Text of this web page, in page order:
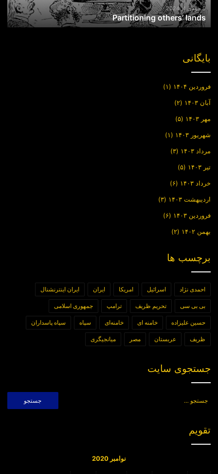
جولای 4, 2024
Partitioning others’ lands
بایگانی
فروردین ۱۴۰۴ (۱)
آبان ۱۴۰۳ (۲)
مهر ۱۴۰۳ (۵)
شهریور ۱۴۰۳ (۱)
مرداد ۱۴۰۳ (۳)
تیر ۱۴۰۳ (۵)
خرداد ۱۴۰۳ (۶)
اردیبهشت ۱۴۰۳ (۳)
فروردین ۱۴۰۳ (۶)
بهمن ۱۴۰۲ (۲)
برچسب ها
احمدی نژاد اسرائیل امریکا ایران ایران اینترنشنال
بی بی سی تحریم ظریف ترامپ جمهوری اسلامی
حسین علیزاده خامنه ای خامنه‌ای سپاه سپاه پاسداران
ظریف عربستان مصر میانجیگری
جستجوی سایت
تقویم
نوامبر 2020